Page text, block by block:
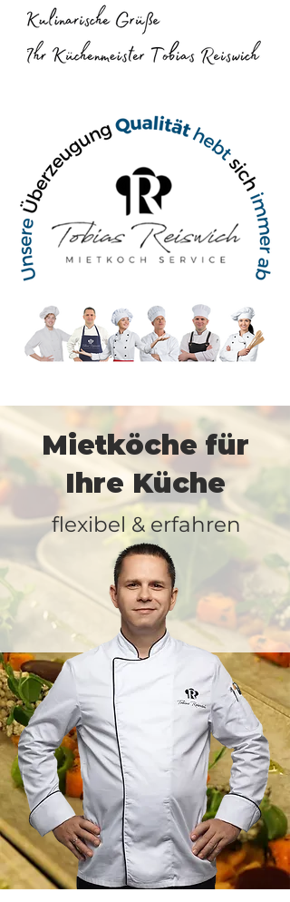
Mietköche für
Ihre Küche
flexibel & erfahren